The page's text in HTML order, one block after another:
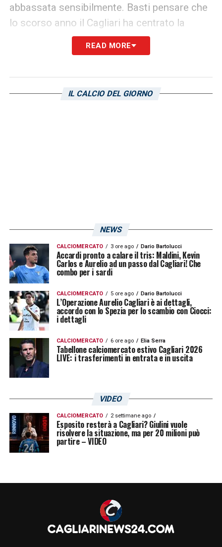
abbassata sensibilmente. Basti pensare che
lo scorso anno il Cagliari ha centrato la
permanenza nella massima serie con 36
punti, appena uno in più delFrosinone
Oggi si parla sempre più spesso di una soglia
READ MORE
IL CALCIO DEL GIORNO
NEWS
CALCIOMERCATO 3 ore ago Dario Bartolucci
Accardi pronto a calare il tris: Maldini, Kevin
Carlos e Aurelio ad un passo dal Cagliari! Che
combo per i sardi
CALCIOMERCATO 5 ore ago Dario Bartolucci
L’Operazione Aurelio Cagliari è ai dettagli,
accordo con lo Spezia per lo scambio con Ciocci:
i dettagli
CALCIOMERCATO 6 ore ago Elia Serra
Tabellone calciomercato estivo Cagliari 2026
LIVE: i trasferimenti in entrata e in uscita
VIDEO
CALCIOMERCATO 2 settimane ago
Esposito resterà a Cagliari? Giulini vuole
risolvere la situazione, ma per 20 milioni può
partire – VIDEO